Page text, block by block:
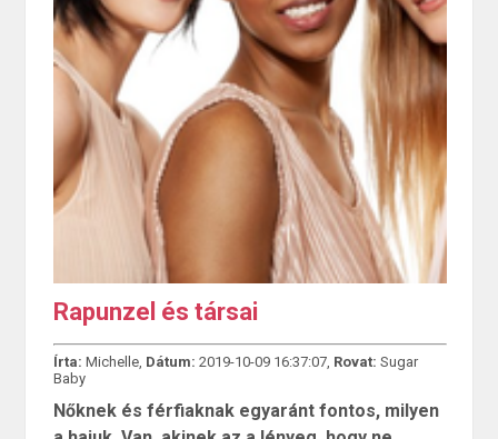
Rapunzel és társai
Írta: Michelle, Dátum: 2019-10-09 16:37:07, Rovat: Sugar
Baby
Nőknek és férfiaknak egyaránt fontos, milyen